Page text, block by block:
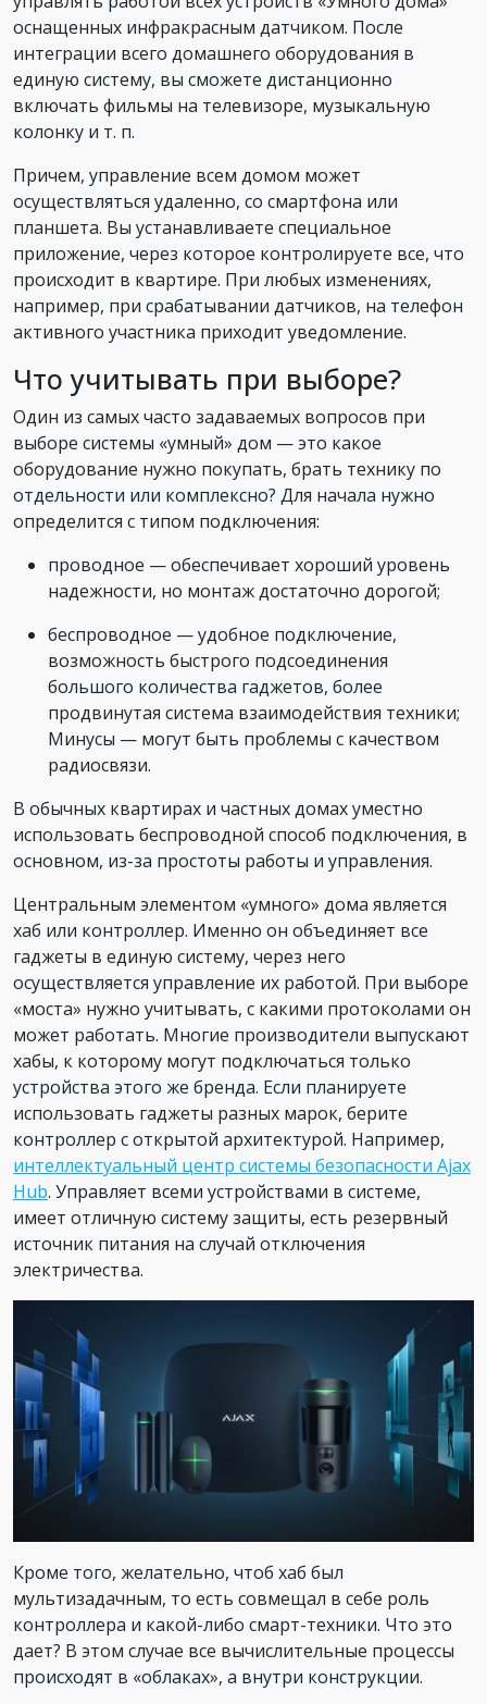
оснащенных инфракрасным датчиком. После
интеграции всего домашнего оборудования в
единую систему, вы сможете дистанционно
включать фильмы на телевизоре, музыкальную
колонку и т. п.
Причем, управление всем домом может
осуществляться удаленно, со смартфона или
планшета. Вы устанавливаете специальное
приложение, через которое контролируете все, что
происходит в квартире. При любых изменениях,
например, при срабатывании датчиков, на телефон
активного участника приходит уведомление.
Что учитывать при выборе?
Один из самых часто задаваемых вопросов при
выборе системы «умный» дом — это какое
оборудование нужно покупать, брать технику по
отдельности или комплексно? Для начала нужно
определится с типом подключения:
проводное — обеспечивает хороший уровень
надежности, но монтаж достаточно дорогой;
беспроводное — удобное подключение,
возможность быстрого подсоединения
большого количества гаджетов, более
продвинутая система взаимодействия техники;
Минусы — могут быть проблемы с качеством
радиосвязи.
В обычных квартирах и частных домах уместно
использовать беспроводной способ подключения, в
основном, из-за простоты работы и управления.
Центральным элементом «умного» дома является
хаб или контроллер. Именно он объединяет все
гаджеты в единую систему, через него
осуществляется управление их работой. При выборе
«моста» нужно учитывать, с какими протоколами он
может работать. Многие производители выпускают
хабы, к которому могут подключаться только
устройства этого же бренда. Если планируете
использовать гаджеты разных марок, берите
контроллер с открытой архитектурой. Например,
интеллектуальный центр системы безопасности Ajax
Hub. Управляет всеми устройствами в системе,
имеет отличную систему защиты, есть резервный
источник питания на случай отключения
электричества.
Кроме того, желательно, чтоб хаб был
мультизадачным, то есть совмещал в себе роль
контроллера и какой-либо смарт-техники. Что это
дает? В этом случае все вычислительные процессы
происходят в «облаках», а внутри конструкции.